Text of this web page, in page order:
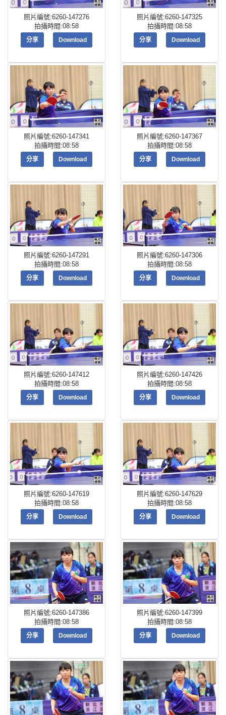
照片編號:6260-147276
拍攝時間:08:58
分享 Download
照片編號:6260-147325
拍攝時間:08:58
分享 Download
照片編號:6260-147341
拍攝時間:08:58
分享 Download
照片編號:6260-147367
拍攝時間:08:58
分享 Download
照片編號:6260-147291
拍攝時間:08:58
分享 Download
照片編號:6260-147306
拍攝時間:08:58
分享 Download
照片編號:6260-147412
拍攝時間:08:58
分享 Download
照片編號:6260-147426
拍攝時間:08:58
分享 Download
照片編號:6260-147619
拍攝時間:08:58
分享 Download
照片編號:6260-147629
拍攝時間:08:58
分享 Download
照片編號:6260-147386
拍攝時間:08:58
分享 Download
照片編號:6260-147399
拍攝時間:08:58
分享 Download